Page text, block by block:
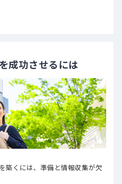
成功させるには
築くには、準備と情報収集が欠